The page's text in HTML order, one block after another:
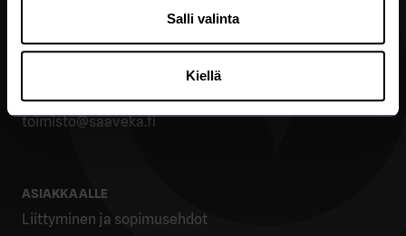
Salli valinta
Kiellä
toimisto@saaveka.fi
ASIAKKAALLE
Liittyminen ja sopimusehdot